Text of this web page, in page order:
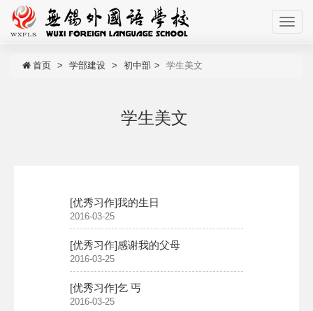
首页 学部建设 初中部 学生美文
学生美文
[优秀习作]我的生日​
2016-03-25
[优秀习作]感谢我的父母
2016-03-25
[优秀习作]乞 丐​
2016-03-25